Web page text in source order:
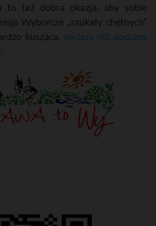
to też dobra okazja, aby sobie
Wyborcze „szukały chętnych”
kusząca, wyższa niż podczas